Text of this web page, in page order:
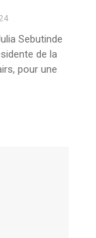
Sebutinde
de la
pour une